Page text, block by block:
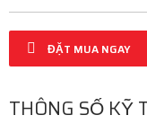
ĐẶT MUA NGAY
THÔNG SỐ KỸ